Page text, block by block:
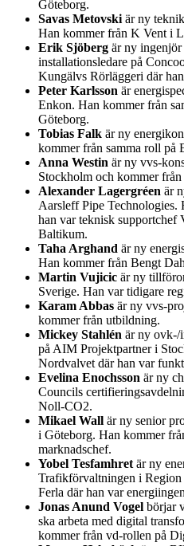
Göteborg.
Savas Metovski är ny
Han kommer från K Vent i
Erik Sjöberg är ny
installationsledare på
Kungälvs Rörläggeri där
Peter Karlsson är
Enkon. Han kommer från
Göteborg.
Tobias Falk är ny
kommer från samma roll på
Anna Westin är ny vvs-
Stockholm och kommer
Alexander Lagergréen är
Aarsleff Pipe Technologies.
han var teknisk supportchef
Baltikum.
Taha Arghand är ny
Han kommer från Bengt
Martin Vujicic är ny
Sverige. Han var tidigare
Karam Abbas är ny vvs-
kommer från utbildning.
Mickey Stahlén är ny ovk-/
på AIM Projektpartner i
Nordvalvet där han var
Evelina Enochsson är ny
Councils
Noll-CO2.
Mikael Wall är ny senior
i Göteborg. Han kommer
marknadschef.
Yobel Tesfamhret är ny
Trafikförvaltningen i
Ferla där han var
Jonas Anund Vogel börjar
ska arbeta med digital
kommer från vd-rollen på